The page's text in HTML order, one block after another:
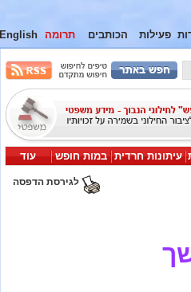
פעילות הכותבים תרומה English
עיתונות חרדית במות חופש עוד
לגירסת הדפסה